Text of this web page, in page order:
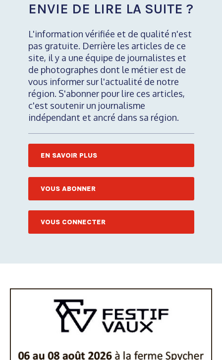
ENVIE DE LIRE LA SUITE ?
L'information vérifiée et de qualité n'est
pas gratuite. Derrière les articles de ce
site, il y a une équipe de journalistes et
de photographes dont le métier est de
vous informer sur l'actualité de notre
région. S'abonner pour lire ces articles,
c'est soutenir un journalisme
indépendant et ancré dans sa région.
EN SAVOIR PLUS
VOUS ABONNER
VOUS CONNECTER